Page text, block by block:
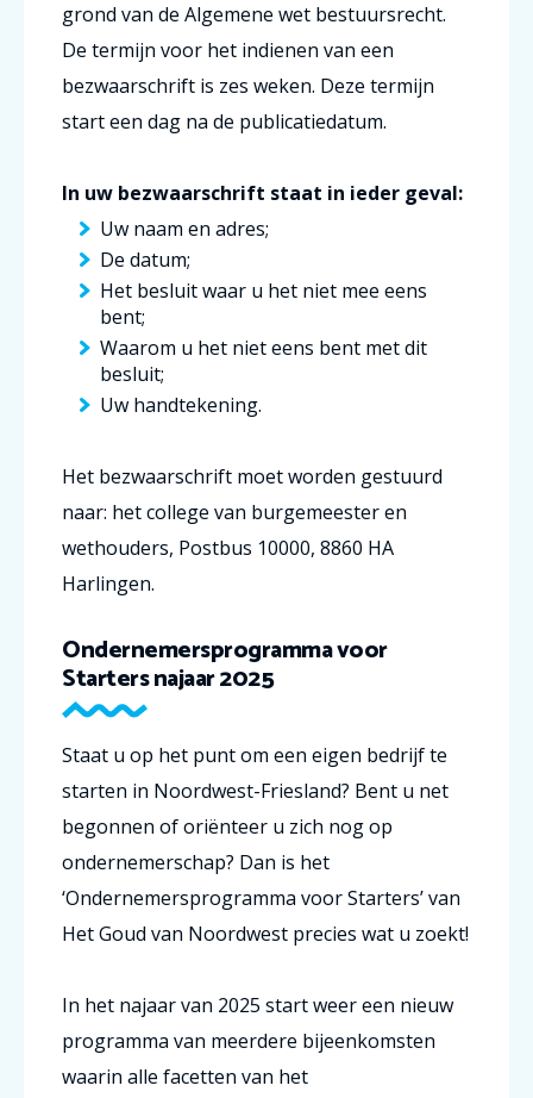
grond van de Algemene wet bestuursrecht.
De termijn voor het indienen van een
bezwaarschrift is zes weken. Deze termijn
start een dag na de publicatiedatum.
In uw bezwaarschrift staat in ieder geval:
Uw naam en adres;
De datum;
Het besluit waar u het niet mee eens
bent;
Waarom u het niet eens bent met dit
besluit;
Uw handtekening.
Het bezwaarschrift moet worden gestuurd
naar: het college van burgemeester en
wethouders, Postbus 10000, 8860 HA
Harlingen.
Ondernemersprogramma voor
Starters najaar 2025
Staat u op het punt om een eigen bedrijf te
starten in Noordwest-Friesland? Bent u net
begonnen of oriënteer u zich nog op
ondernemerschap? Dan is het
‘Ondernemersprogramma voor Starters’ van
Het Goud van Noordwest precies wat u zoekt!
In het najaar van 2025 start weer een nieuw
programma van meerdere bijeenkomsten
waarin alle facetten van het